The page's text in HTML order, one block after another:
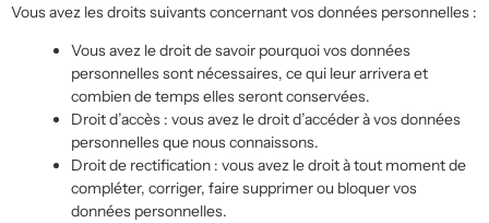
Vous avez les droits suivants concernant vos données personnelles :
Vous avez le droit de savoir pourquoi vos données
personnelles sont nécessaires, ce qui leur arrivera et
combien de temps elles seront conservées.
Droit d’accès : vous avez le droit d’accéder à vos données
personnelles que nous connaissons.
Droit de rectification : vous avez le droit à tout moment de
compléter, corriger, faire supprimer ou bloquer vos
données personnelles.